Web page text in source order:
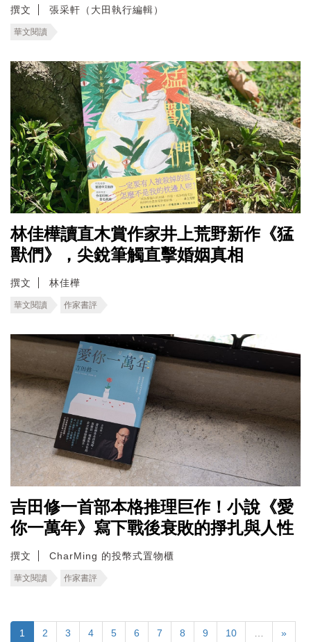
撰文 張采軒（大田執行編輯）
華文閱讀
林佳樺讀直木賞作家井上荒野新作《猛
獸們》，尖銳筆觸直擊婚姻真相
撰文 林佳樺
華文閱讀 作家書評
吉田修一首部本格推理巨作！小說《愛
你一萬年》寫下戰後衰敗的掙扎與人性
撰文 CharMing 的投幣式置物櫃
華文閱讀 作家書評
1 2 3 4 5 6 7 8 9 10 »